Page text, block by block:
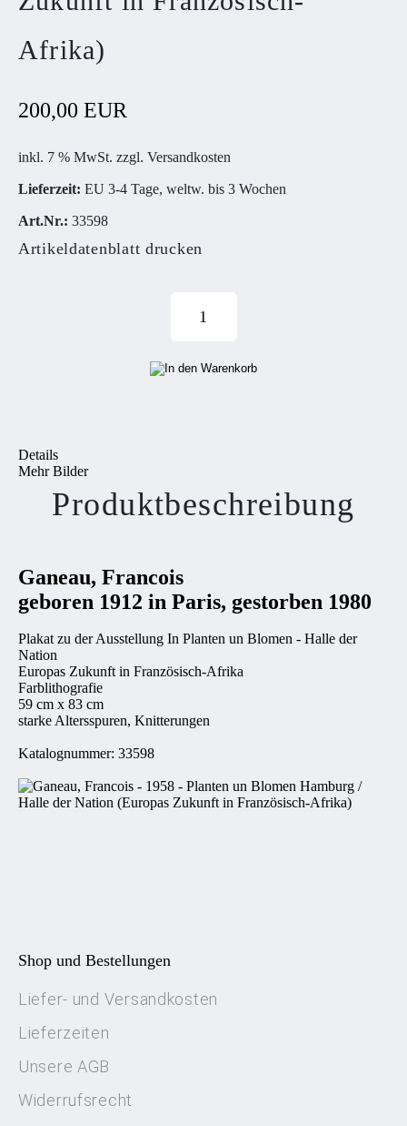
Afrika)
200,00 EUR
inkl. 7 % MwSt. zzgl. Versandkosten
Lieferzeit: EU 3-4 Tage, weltw. bis 3 Wochen
Art.Nr.: 33598
Artikeldatenblatt drucken
Details
Mehr Bilder
Produktbeschreibung
Ganeau, Francois
geboren 1912 in Paris, gestorben 1980
Plakat zu der Ausstellung In Planten un Blomen - Halle der
Nation
Europas Zukunft in Französisch-Afrika
Farblithografie
59 cm x 83 cm
starke Altersspuren, Knitterungen
Katalognummer: 33598
Shop und Bestellungen
Liefer- und Versandkosten
Lieferzeiten
Unsere AGB
Widerrufsrecht